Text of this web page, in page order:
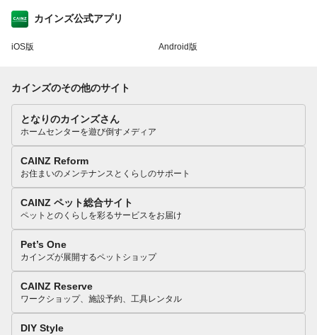
カインズ公式アプリ
iOS版 Android版
カインズのその他のサイト
となりのカインズさん
ホームセンターを遊び倒すメディア
CAINZ Reform
お住まいのメンテナンスとくらしのサポート
CAINZ ペット総合サイト
ペットとのくらしを彩るサービスをお届け
Pet’s One
カインズが展開するペットショップ
CAINZ Reserve
ワークショップ、施設予約、工具レンタル
DIY Style